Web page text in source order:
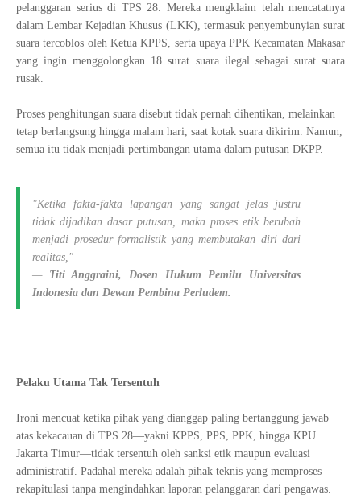
pelanggaran serius di TPS 28. Mereka mengklaim telah mencatatnya
dalam Lembar Kejadian Khusus (LKK), termasuk penyembunyian surat
suara tercoblos oleh Ketua KPPS, serta upaya PPK Kecamatan Makasar
yang ingin menggolongkan 18 surat suara ilegal sebagai surat suara
rusak.
Proses penghitungan suara disebut tidak pernah dihentikan, melainkan
tetap berlangsung hingga malam hari, saat kotak suara dikirim. Namun,
semua itu tidak menjadi pertimbangan utama dalam putusan DKPP.
"Ketika fakta-fakta lapangan yang sangat jelas justru
tidak dijadikan dasar putusan, maka proses etik berubah
menjadi prosedur formalistik yang membutakan diri dari
realitas,"
— Titi Anggraini, Dosen Hukum Pemilu Universitas
Indonesia dan Dewan Pembina Perludem.
Pelaku Utama Tak Tersentuh
Ironi mencuat ketika pihak yang dianggap paling bertanggung jawab
atas kekacauan di TPS 28—yakni KPPS, PPS, PPK, hingga KPU
Jakarta Timur—tidak tersentuh oleh sanksi etik maupun evaluasi
administratif. Padahal mereka adalah pihak teknis yang memproses
rekapitulasi tanpa mengindahkan laporan pelanggaran dari pengawas.